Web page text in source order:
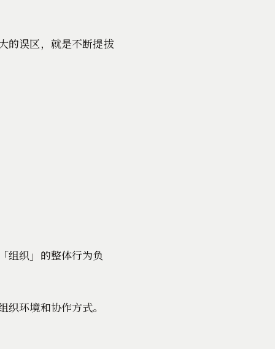
的误区，就是不断提拔
组织」的整体行为负
环境和协作方式。